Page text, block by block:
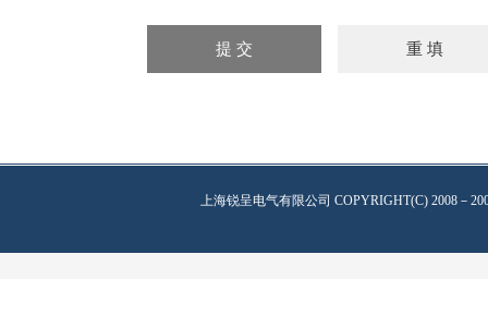
上海锐呈电气有限公司 COPYRIGHT(C) 2008－